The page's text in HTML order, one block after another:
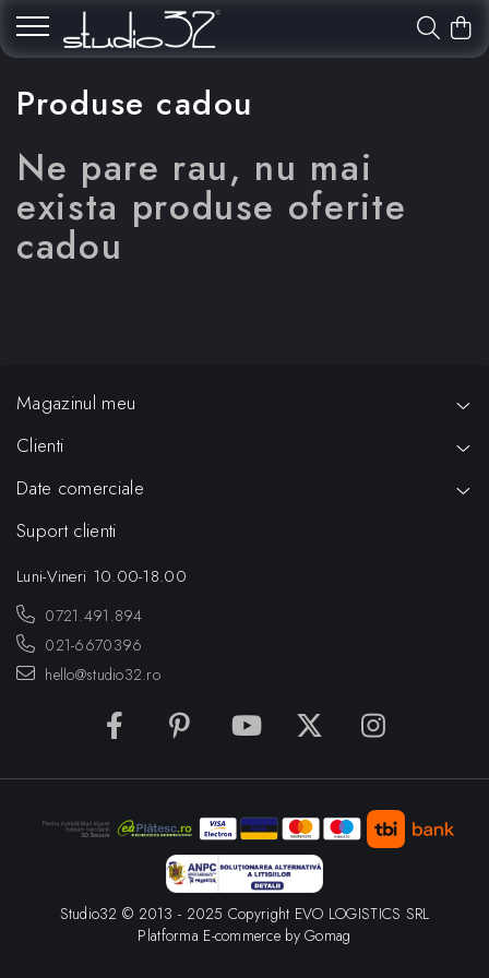
Produse cadou
Ne pare rau, nu mai
exista produse oferite
cadou
Magazinul meu
Clienti
Date comerciale
Suport clienti
Luni-Vineri 10.00-18.00
0721.491.894
021-6670396
hello@studio32.ro
Studio32 © 2013 - 2025 Copyright EVO LOGISTICS SRL
Platforma E-commerce by Gomag